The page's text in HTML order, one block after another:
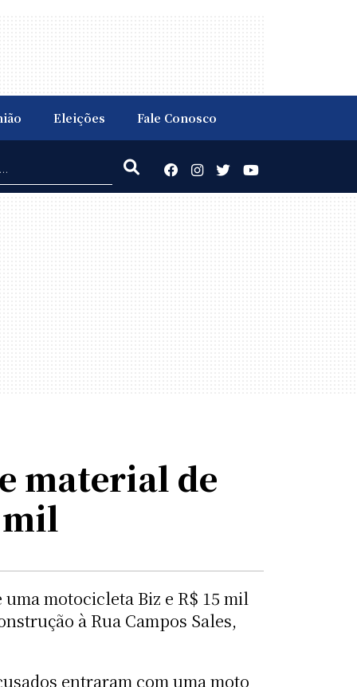
Eleições Fale Conosco
material de
mil
motocicleta Biz e R$ 15 mil
à Rua Campos Sales,
entraram com uma moto